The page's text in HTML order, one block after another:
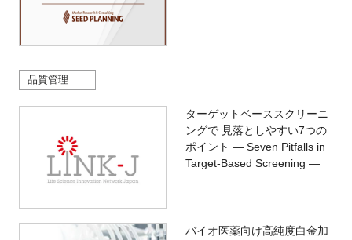
品質管理
ターゲットベーススクリーニ
ングで 見落としやすい7つの
ポイント — Seven Pitfalls in
Target-Based Screening —
バイオ医薬向け高純度白金加